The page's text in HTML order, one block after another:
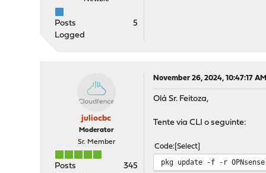
Posts
5
Logged
juliocbc
Moderator
Sr. Member
Posts
345
November 26, 2024, 10:47:17
Olá Sr. Feitoza,
Tente via CLI o seguinte:
Code Select
pkg update -f -r OPNsense